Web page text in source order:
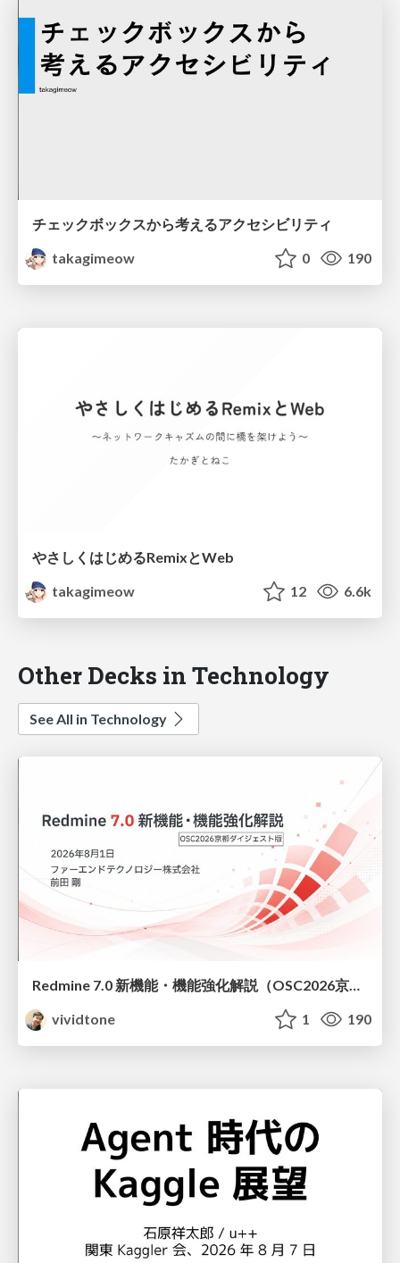
チェックボックスから考えるアクセシビリティ
takagimeow
0 190
やさしくはじめるRemixとWeb
takagimeow
12 6.6k
Other Decks in Technology
See All in Technology
Redmine 7.0 新機能・機能強化解説（OSC2026京都ダイジェスト版）
vividtone
1 190